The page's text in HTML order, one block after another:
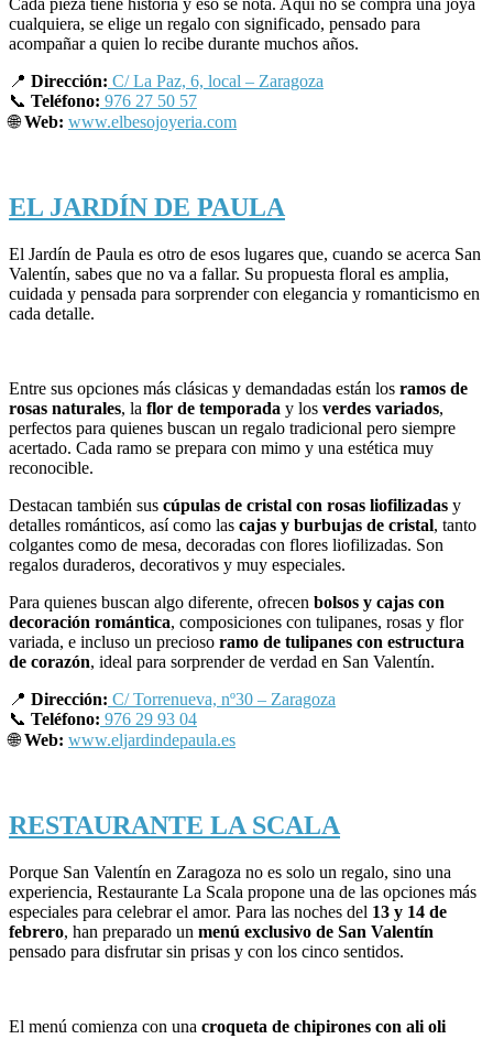
Cada pieza tiene historia y eso se nota. Aquí no se compra una joya
cualquiera, se elige un regalo con significado, pensado para
acompañar a quien lo recibe durante muchos años.
📍 Dirección: C/ La Paz, 6, local – Zaragoza
📞 Teléfono: 976 27 50 57
🌐 Web: www.elbesojoyeria.com
EL JARDÍN DE PAULA
El Jardín de Paula es otro de esos lugares que, cuando se acerca San
Valentín, sabes que no va a fallar. Su propuesta floral es amplia,
cuidada y pensada para sorprender con elegancia y romanticismo en
cada detalle.
Entre sus opciones más clásicas y demandadas están los ramos de
rosas naturales, la flor de temporada y los verdes variados,
perfectos para quienes buscan un regalo tradicional pero siempre
acertado. Cada ramo se prepara con mimo y una estética muy
reconocible.
Destacan también sus cúpulas de cristal con rosas liofilizadas y
detalles románticos, así como las cajas y burbujas de cristal, tanto
colgantes como de mesa, decoradas con flores liofilizadas. Son
regalos duraderos, decorativos y muy especiales.
Para quienes buscan algo diferente, ofrecen bolsos y cajas con
decoración romántica, composiciones con tulipanes, rosas y flor
variada, e incluso un precioso ramo de tulipanes con estructura
de corazón, ideal para sorprender de verdad en San Valentín.
📍 Dirección: C/ Torrenueva, nº30 – Zaragoza
📞 Teléfono: 976 29 93 04
🌐 Web: www.eljardindepaula.es
RESTAURANTE LA SCALA
Porque San Valentín en Zaragoza no es solo un regalo, sino una
experiencia, Restaurante La Scala propone una de las opciones más
especiales para celebrar el amor. Para las noches del 13 y 14 de
febrero, han preparado un menú exclusivo de San Valentín
pensado para disfrutar sin prisas y con los cinco sentidos.
El menú comienza con una croqueta de chipirones con ali oli